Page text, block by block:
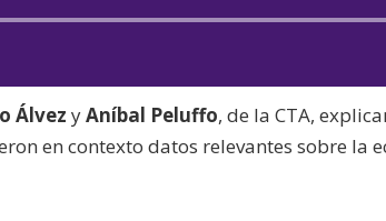
Reproductor
audio
Álvez yAníbal Peluffo, de la CTA,
en contexto datos relevantes sobre la